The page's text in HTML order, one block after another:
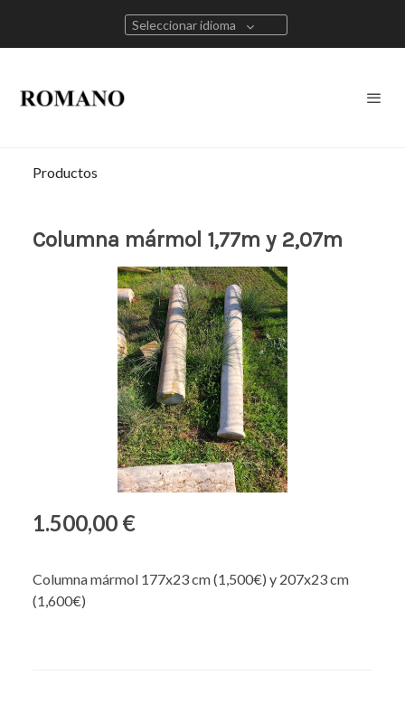
Seleccionar idioma
Productos
Columna mármol 1,77m y 2,07m
1.500,00 €
Columna mármol 177x23 cm (1,500€) y 207x23 cm
(1,600€)